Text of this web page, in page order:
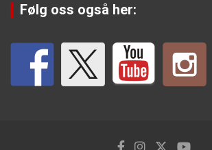
Følg oss også her: